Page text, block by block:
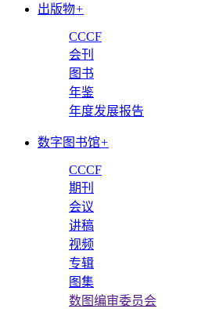
出版物+
CCCF
会刊
图书
年鉴
年度发展报告
数字图书馆+
CCCF
期刊
会议
讲稿
视频
专辑
图集
数图编审委员会